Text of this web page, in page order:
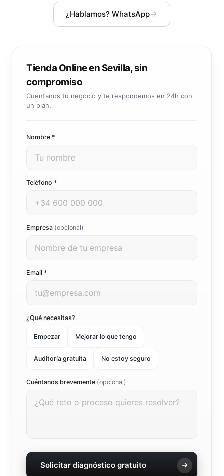
Integración IA
IA integrada en tus sistemas y productos
Atención al cliente 24/7
Resuelve consultas y tickets con IA
¿Hablamos? WhatsApp
Tienda Online en Sevilla, sin
compromiso
Cuéntanos tu negocio y te respondemos en 24h con
un plan.
Nombre *
Teléfono *
Empresa (opcional)
Email *
¿Qué necesitas?
Empezar Mejorar lo que tengo
Auditoría gratuita No estoy seguro
Cuéntanos brevemente (opcional)
Solicitar diagnóstico gratuito